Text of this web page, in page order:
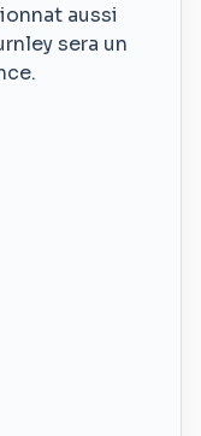
aussi
sera un